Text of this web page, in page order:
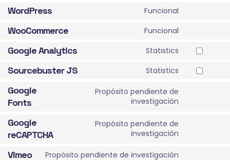
WordPress Funcional
WooCommerce Funcional
service
Google Analytics Statistics
Consent
service
Sourcebuster JS Statistics
Consent
Google
Fonts
Propósito pendiente de
investigación
Google
reCAPTCHA
Propósito pendiente de
investigación
Vimeo Propósito pendiente de investigación